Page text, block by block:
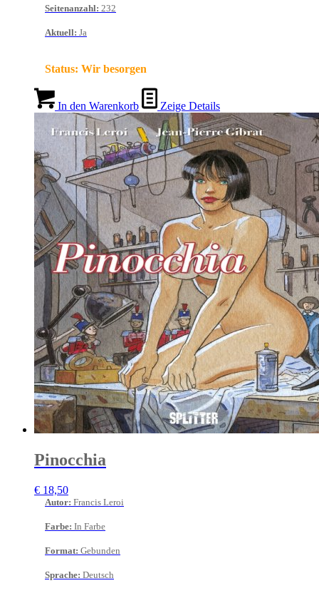
Seitenanzahl: 232
Aktuell: Ja
Status: Wir besorgen
In den Warenkorb Zeige Details
Pinocchia
€ 18,50
Autor: Francis Leroi
Farbe: In Farbe
Format: Gebunden
Sprache: Deutsch